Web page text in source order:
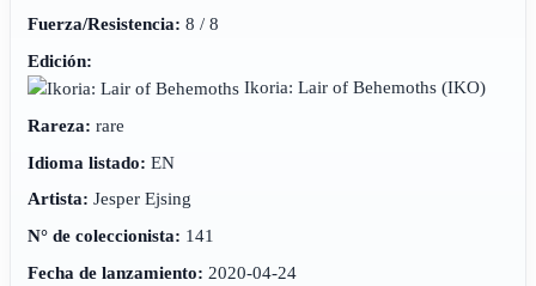
Fuerza/Resistencia: 8 / 8
Edición:
Ikoria: Lair of Behemoths(IKO)
Rareza: rare
Idioma listado: EN
Artista: Jesper Ejsing
N° de coleccionista: 141
Fecha de lanzamiento: 2020-04-24